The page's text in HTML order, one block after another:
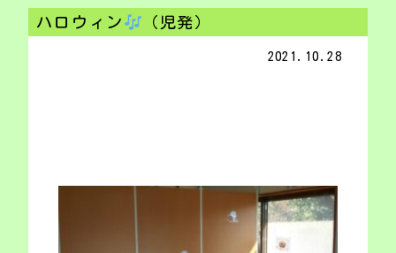
ハロウィン （児発）
2021.10.28